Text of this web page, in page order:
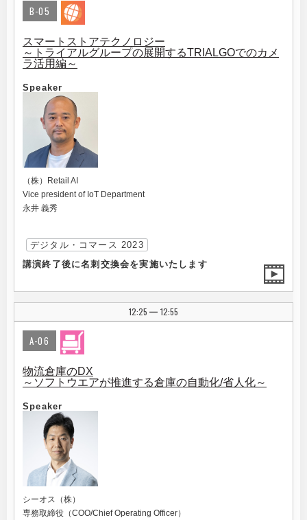
B-05
スマートストアテクノロジー
～トライアルグループの展開するTRIALGOでのカメ
ラ活用編～
Speaker
（株）Retail AI
Vice president of IoT Department
永井 義秀
デジタル・コマース 2023
講演終了後に名刺交換会を実施いたします
12:25 | 12:55
A-06
物流倉庫のDX
～ソフトウエアが推進する倉庫の自動化/省人化～
Speaker
シーオス（株）
専務取締役（COO/Chief Operating Officer）